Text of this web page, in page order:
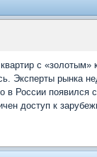
с
Эксперты рынка
в России появился
доступ к